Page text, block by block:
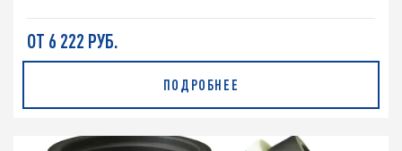
ОТ 6 222 РУБ.
ПОДРОБНЕЕ